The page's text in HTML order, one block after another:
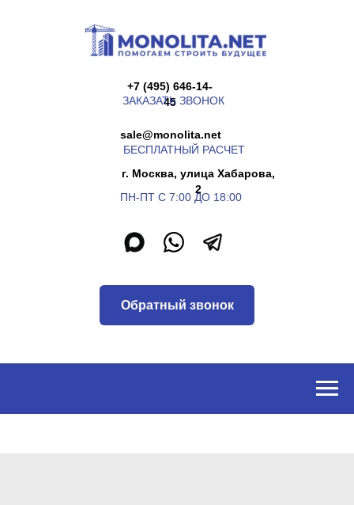
г. Москва, улица Хабарова,
ПН-ПТ С 7:00 ДО 18:00
45
ЗАКАЗАТЬ ЗВОНОК
БЕСПЛАТНЫЙ РАСЧЕТ